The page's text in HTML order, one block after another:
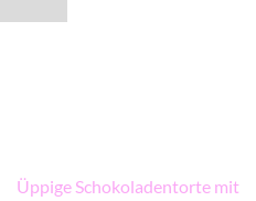
Üppige Schokoladentorte mit